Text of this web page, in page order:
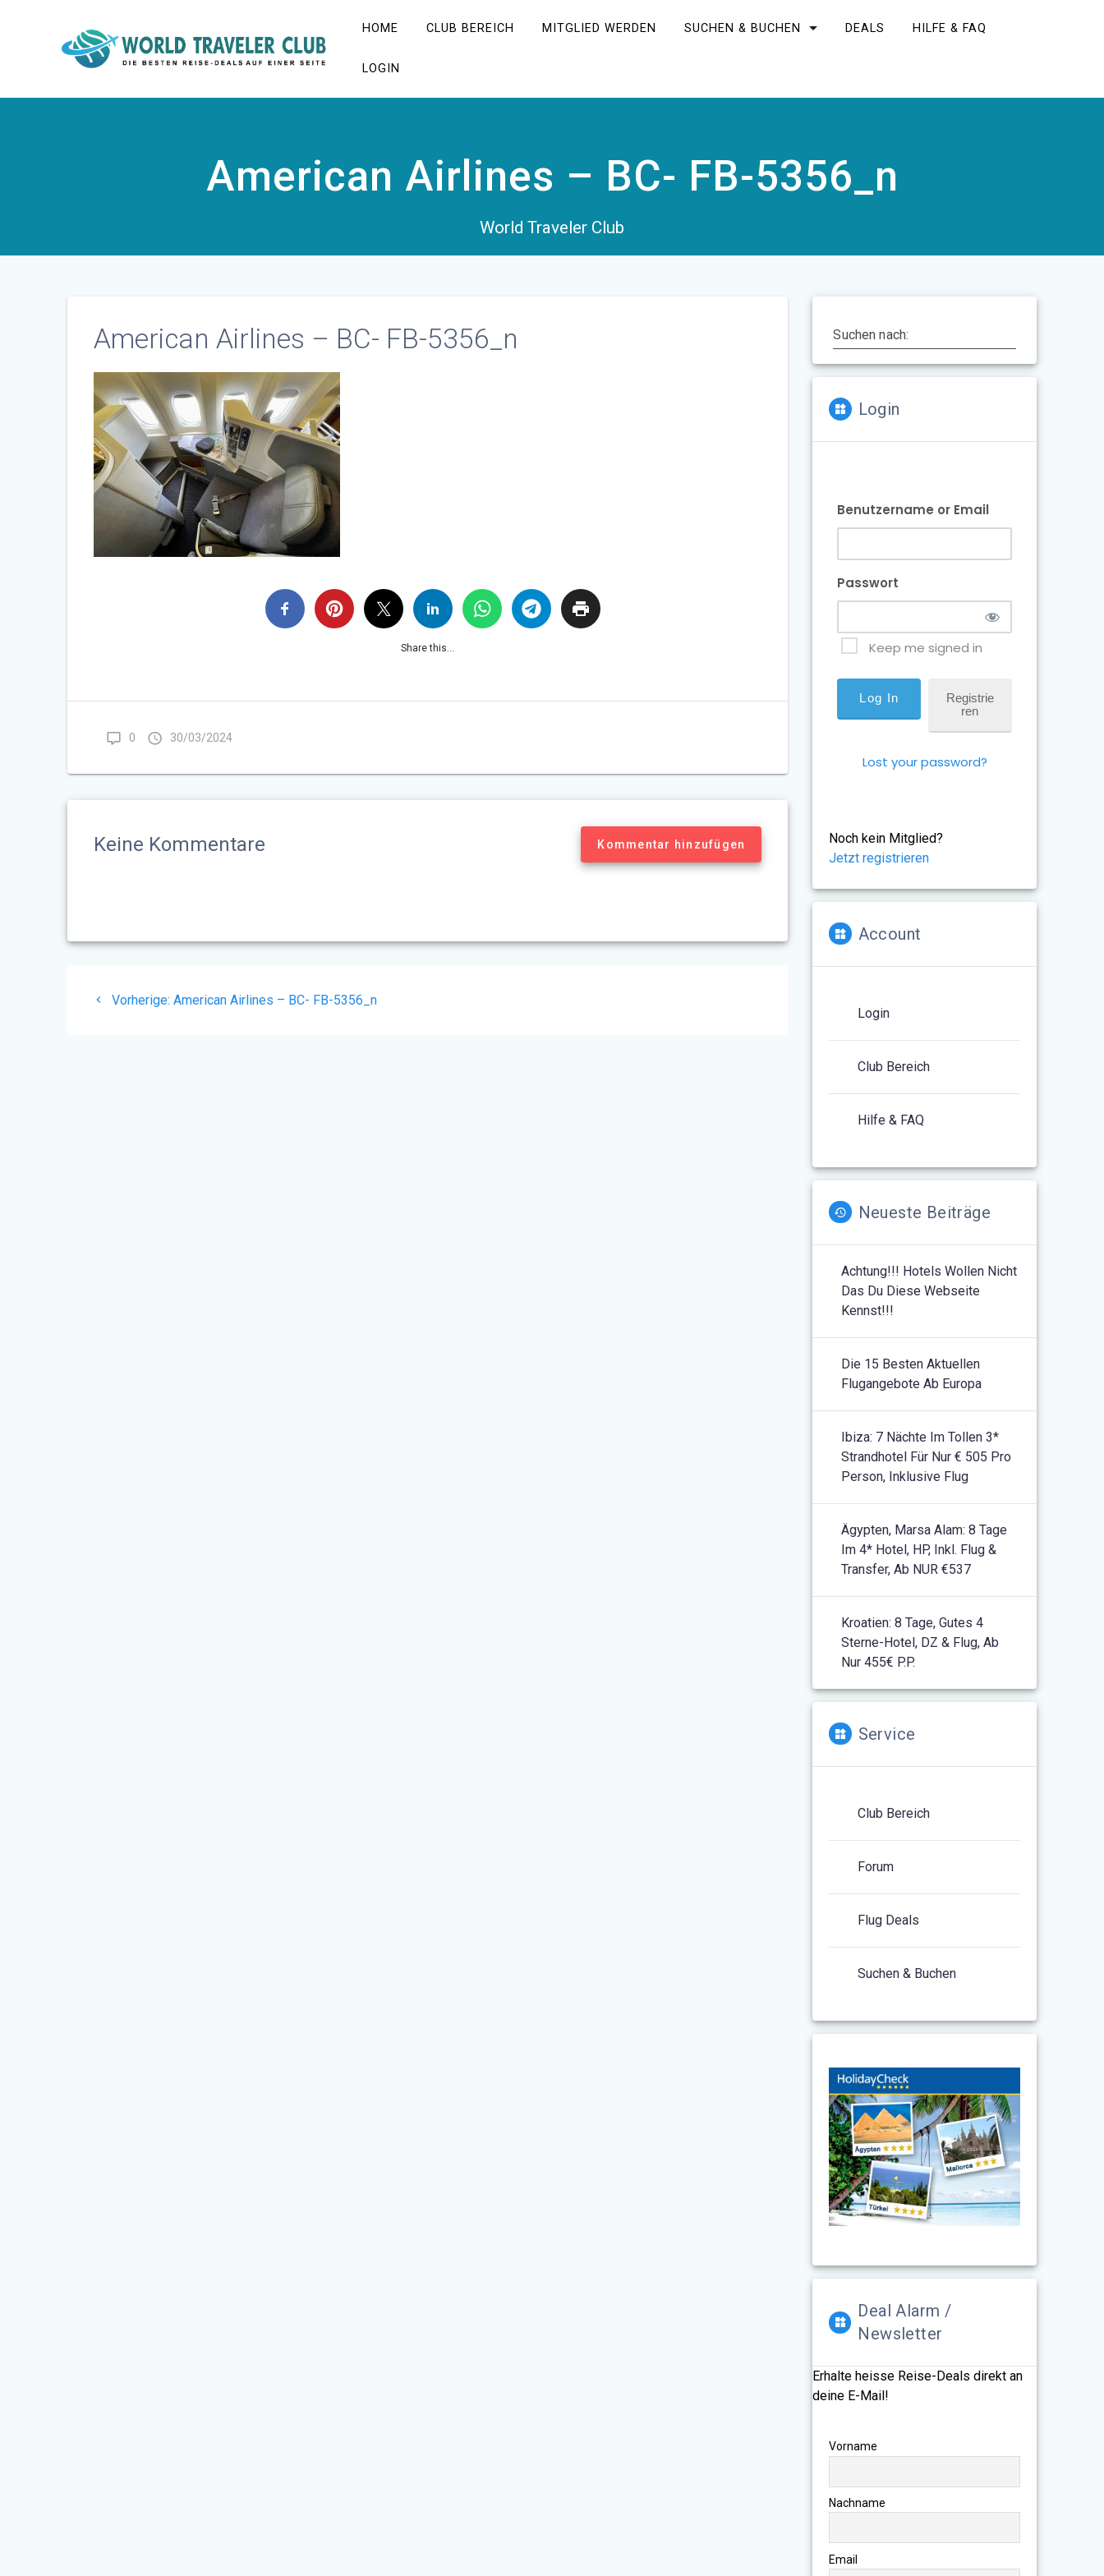
HOME CLUB BEREICH MITGLIED WERDEN SUCHEN & BUCHEN DEALS HILFE & FAQ
LOGIN
American Airlines – BC- FB-5356_n
World Traveler Club
American Airlines – BC- FB-5356_n
Share this...
0 30/03/2024
Keine Kommentare Kommentar hinzufügen
Beitragsnavigation
Vorherige: Vorheriger
American Airlines – BC- FB-5356_n
Suchen nach:
Login
Benutzername or Email
Passwort
Keep me signed in
Registrie
Ren
Lost your password?
Noch kein Mitglied?
Jetzt registrieren
Account
Login
Club Bereich
Hilfe & FAQ
Neueste Beiträge
Achtung!!! Hotels Wollen Nicht
Das Du Diese Webseite
Kennst!!!
Die 15 Besten Aktuellen
Flugangebote Ab Europa
Ibiza: 7 Nächte Im Tollen 3*
Strandhotel Für Nur € 505 Pro
Person, Inklusive Flug
Ägypten, Marsa Alam: 8 Tage
Im 4* Hotel, HP, Inkl. Flug &
Transfer, Ab NUR €537
Kroatien: 8 Tage, Gutes 4
Sterne-Hotel, DZ & Flug, Ab
Nur 455€ P.P.
Service
Club Bereich
Forum
Flug Deals
Suchen & Buchen
Deal Alarm /
Newsletter
Erhalte heisse Reise-Deals direkt an
deine E-Mail!
Vorname
Nachname
Email